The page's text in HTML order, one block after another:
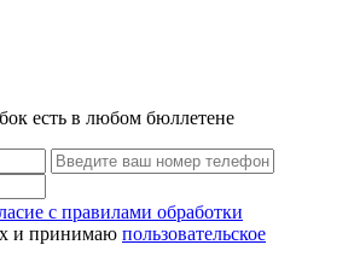
есть в любом бюллетене
с правилами обработки
и принимаю пользовательское